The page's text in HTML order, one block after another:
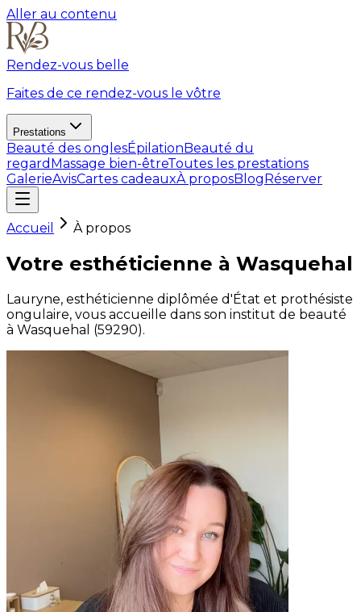
Aller au contenu
Rendez-vous belle
Faites de ce rendez-vous le vôtre
Prestations
Beauté des onglesÉpilationBeauté du
regard Massage bien-êtreToutes les prestations
GalerieAvisCartes cadeauxÀ proposBlogRéserver
Accueil À propos
Votre esthéticienne à Wasquehal
Lauryne, esthéticienne diplômée d'État et prothésiste
ongulaire, vous accueille dans son institut de beauté
à Wasquehal (59290).